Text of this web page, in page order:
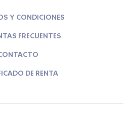
Y CONDICIONES
FRECUENTES
DE RENTA